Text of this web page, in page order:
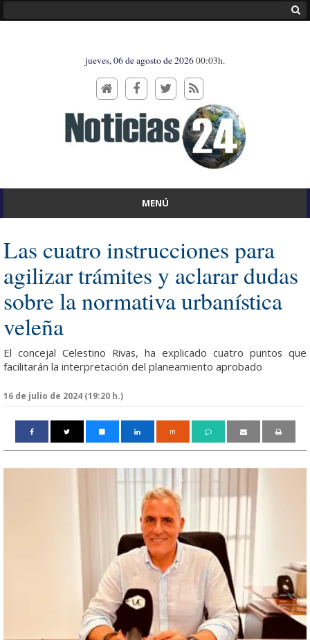
jueves, 06 de agosto de 202600:03h.
MENÚ
Las cuatro instrucciones para
agilizar trámites y aclarar dudas
sobre la normativa urbanística
veleña
El concejal Celestino Rivas, ha explicado cuatro puntos que
facilitarán la interpretación del planeamiento aprobado
16 de julio de 2024 (19:20 h.)
m